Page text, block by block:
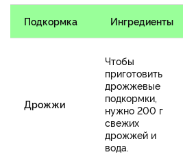
Подкормка Ингредиенты
Дрожжи
Чтобы
приготовить
дрожжевые
подкормки,
нужно 200 г
свежих
дрожжей и
вода.